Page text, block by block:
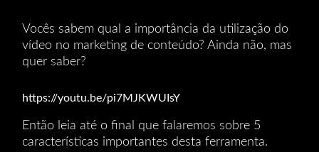
Vocês sabem qual a importância da utilização do
vídeo no marketing de conteúdo? Ainda não, mas
quer saber?
https://youtu.be/pi7MJKWUIsY
Então leia até o final que falaremos sobre 5
características importantes desta ferramenta.